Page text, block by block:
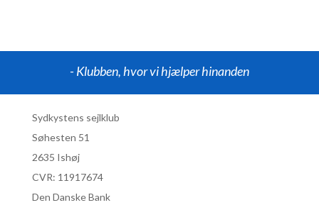
- Klubben, hvor vi hjælper hinanden
Sydkystens sejlklub
Søhesten 51
2635 Ishøj
CVR: 11917674
Den Danske Bank